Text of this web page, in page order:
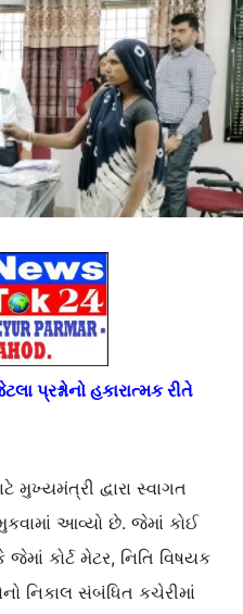
પ્રશ્નોનો હકારાત્મક રીતે
મુખ્યમંત્રી દ્વારા સ્વાગત
આવ્યો છે. જેમાં કોઈ
કોર્ટ મેટર, નિતિ વિષયક
નિકાલ સંબંધિત કચેરીમાં